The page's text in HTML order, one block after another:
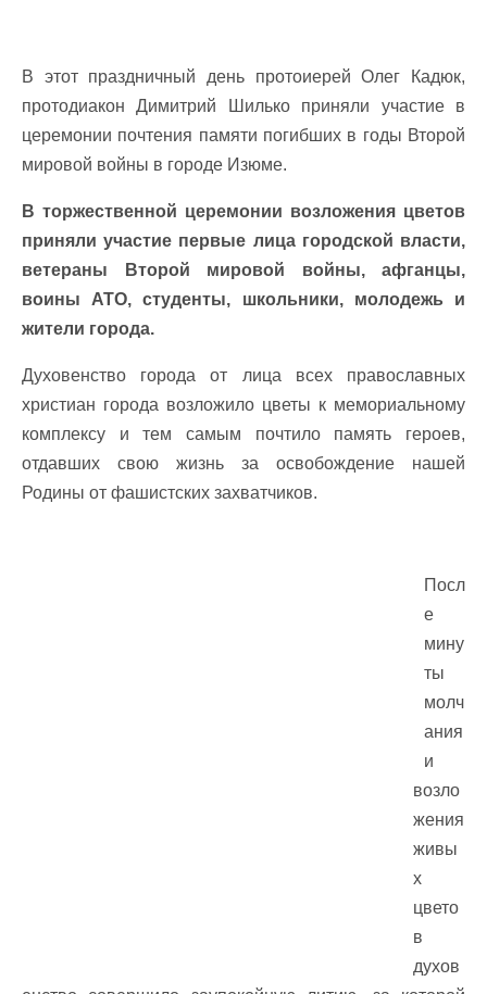
В этот праздничный день протоиерей Олег Кадюк,
протодиакон Димитрий Шилько приняли участие в
церемонии почтения памяти погибших в годы Второй
мировой войны в городе Изюме.
В торжественной церемонии возложения цветов
приняли участие первые лица городской власти,
ветераны Второй мировой войны, афганцы,
воины АТО, студенты, школьники, молодежь и
жители города.
Духовенство города от лица всех православных
христиан города возложило цветы к мемориальному
комплексу и тем самым почтило память героев,
отдавших свою жизнь за освобождение нашей
Родины от фашистских захватчиков.
Посл
е
мину
ты
молч
ания
и
возло
жения
живы
х
цвето
в
духов